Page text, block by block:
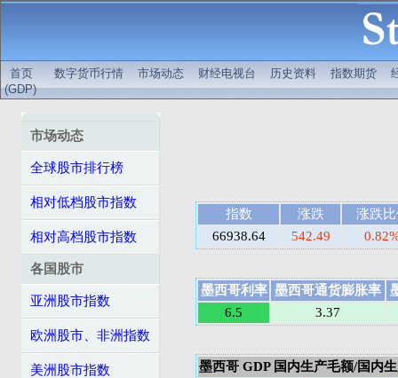
首页 数字货币行情 市场动态 财经电视台 历史资料 指数期货
(GDP)
市场动态
全球股市排行榜
相对低档股市指数
相对高档股市指数
各国股市
亚洲股市指数
欧洲股市、非洲指数
美洲股市指数
指数 涨跌
涨跌
66938.64
542.49
墨西哥利率 墨西哥通货膨胀率
6.5
3.37
墨西哥 GDP 国内生产毛额/国内